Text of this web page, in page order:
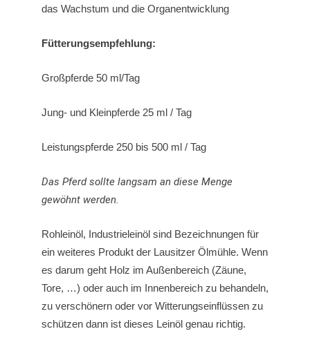
das Wachstum und die Organentwicklung
Fütterungsempfehlung:
Großpferde 50 ml/Tag
Jung- und Kleinpferde 25 ml / Tag
Leistungspferde 250 bis 500 ml / Tag
Das Pferd sollte langsam an diese Menge
gewöhnt werden.
Rohleinöl, Industrieleinöl sind Bezeichnungen für
ein weiteres Produkt der Lausitzer Ölmühle. Wenn
es darum geht Holz im Außenbereich (Zäune,
Tore, …) oder auch im Innenbereich zu behandeln,
zu verschönern oder vor Witterungseinflüssen zu
schützen dann ist dieses Leinöl genau richtig.